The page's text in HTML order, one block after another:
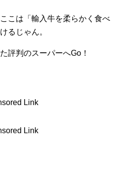
こは「輸入牛を柔らかく食べ
るじゃん。
評判のスーパーへGo！
Link
Link